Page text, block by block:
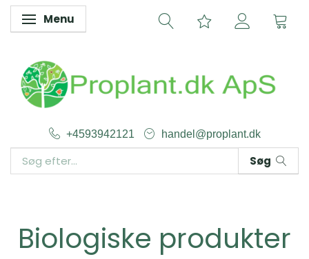
Skifte navigation
Menu
+4593942121 handel@proplant.dk
Søg
Biologiske produkter